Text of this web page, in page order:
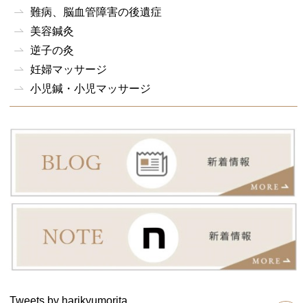
難病、脳血管障害の後遺症
美容鍼灸
逆子の灸
妊婦マッサージ
小児鍼・小児マッサージ